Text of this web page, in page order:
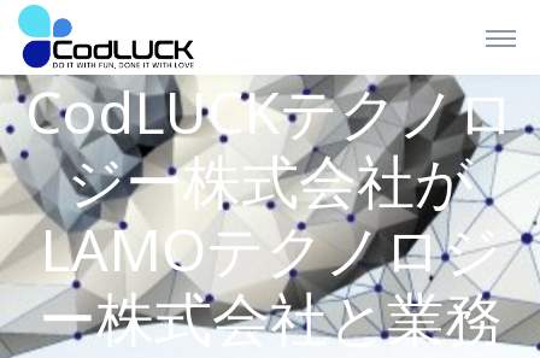
CodLUCKテクノロ
ジー株式会社が
LAMOテクノロジ
ー株式会社と業務